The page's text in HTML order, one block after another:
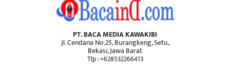
PT. BACA MEDIA KAWAKIBI
Jl. Cendana No.25, Burangkeng, Setu,
Bekasi, Jawa Barat
Tlp : +628532266413